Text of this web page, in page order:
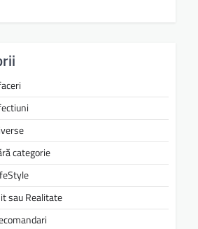
categorie
sau Realitate